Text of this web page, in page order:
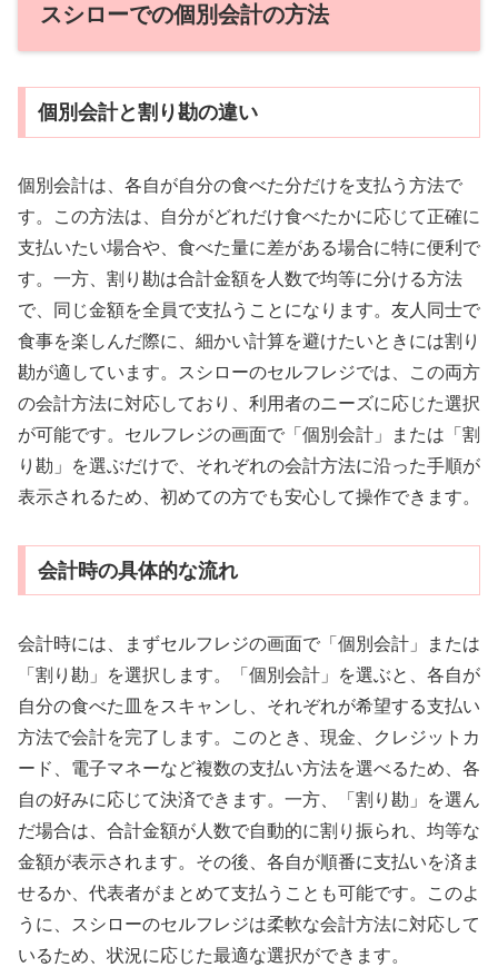
スシローでの個別会計の方法
個別会計と割り勘の違い
個別会計は、各自が自分の食べた分だけを支払う方法で
す。この方法は、自分がどれだけ食べたかに応じて正確に
支払いたい場合や、食べた量に差がある場合に特に便利で
す。一方、割り勘は合計金額を人数で均等に分ける方法
で、同じ金額を全員で支払うことになります。友人同士で
食事を楽しんだ際に、細かい計算を避けたいときには割り
勘が適しています。スシローのセルフレジでは、この両方
の会計方法に対応しており、利用者のニーズに応じた選択
が可能です。セルフレジの画面で「個別会計」または「割
り勘」を選ぶだけで、それぞれの会計方法に沿った手順が
表示されるため、初めての方でも安心して操作できます。
会計時の具体的な流れ
会計時には、まずセルフレジの画面で「個別会計」または
「割り勘」を選択します。「個別会計」を選ぶと、各自が
自分の食べた皿をスキャンし、それぞれが希望する支払い
方法で会計を完了します。このとき、現金、クレジットカ
ード、電子マネーなど複数の支払い方法を選べるため、各
自の好みに応じて決済できます。一方、「割り勘」を選ん
だ場合は、合計金額が人数で自動的に割り振られ、均等な
金額が表示されます。その後、各自が順番に支払いを済ま
せるか、代表者がまとめて支払うことも可能です。このよ
うに、スシローのセルフレジは柔軟な会計方法に対応して
いるため、状況に応じた最適な選択ができます。